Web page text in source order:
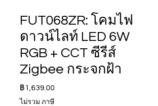
FUT068ZR: โคมไฟ
ดาวน์ไลท์ LED 6W
RGB + CCT ซีรีส์
Zigbee กระจกฝ้า
฿1,639.00
ไม่รวม ภาษี